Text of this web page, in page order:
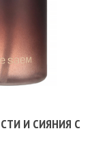
И СИЯНИЯ С